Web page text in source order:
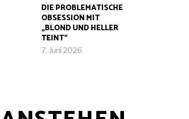
DIE PROBLEMATISCHE
OBSESSION MIT
„BLOND UND HELLER
TEINT“
7. Juni 2026